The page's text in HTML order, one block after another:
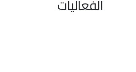
الفعاليات